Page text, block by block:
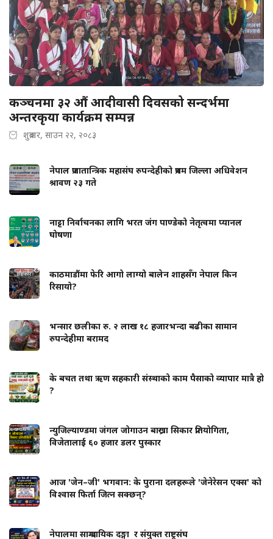
कञ्चनमा ३२ औं आदीवासी दिवसको सन्दर्भमा
अन्तरकृया कार्यक्रम सम्पन्न
शुक्रबार, साउन २२, २०८३
नेपाल प्रजातान्त्रिक महासंघ रुपन्देहीको प्रथम जिल्ला अधिवेशन
श्रावण २३ गते
नाट्टा निर्वाचनका लागि भरत जंग पाण्डेको नेतृत्वमा प्यानल
घोषणा
काठमाडौंमा फेरि आगो लाग्यो बालेन शाहसँग नेपाल किन
रिसायो?
भन्सार छलीका रु. २ लाख १८ हजारभन्दा बढीका सामान
रुपन्देहीमा बरामद
के बचत तथा ऋण सहकारी संस्थाको काम पैसाको व्यापार मात्रै हो
?
न्युजिल्याण्डमा जंगल जोगाउन बाख्रा सिकार प्रतियोगिता,
विजेतालाई ६० हजार डलर पुस्कार
आज 'जेन–जी' भगवान: के पुराना दलहरूले 'जेनेरेसन एक्स' को
विश्वास फिर्ता जित्न सक्छन्?
नेपालमा साम्प्रदायिक दङ्गा र संयुक्त राष्ट्रसंघ